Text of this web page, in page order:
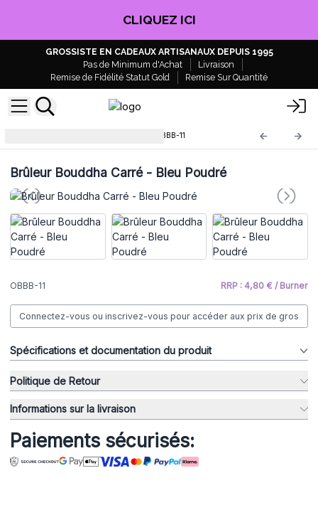
CLIQUEZ ICI
GROSSISTE EN CADEAUX ARTISANAUX DEPUIS 1995
Pas de Minimum d'Achat
Livraison
Remise de Fidélité Statut Gold
Remise Sur Quantité
OBBB-11
Brûleur Bouddha Carré - Bleu Poudré
OBBB-11 RRP : 4,80 € / Burner
Connectez-vous ou inscrivez-vous pour accéder aux prix de gros
Spécifications et documentation du produit
Politique de Retour
Informations sur la livraison
Paiements sécurisés: